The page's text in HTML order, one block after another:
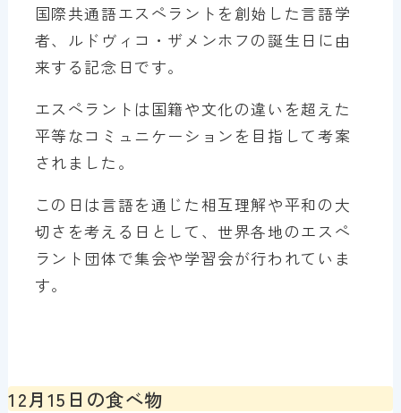
国際共通語エスペラントを創始した言語学
者、ルドヴィコ・ザメンホフの誕生日に由
来する記念日です。
エスペラントは国籍や文化の違いを超えた
平等なコミュニケーションを目指して考案
されました。
この日は言語を通じた相互理解や平和の大
切さを考える日として、世界各地のエスペ
ラント団体で集会や学習会が行われていま
す。
12月15日の食べ物